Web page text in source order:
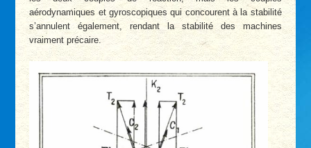
aérodynamiques et gyroscopiques qui concourent à la stabilité
s’annulent également, rendant la stabilité des machines
vraiment précaire.